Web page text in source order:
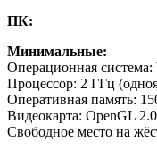
ПК:
Минимальные:
Операционная
Процессор: 2 ГГц
Оперативная память:
Видеокарта: OpenGL
Свободное место на